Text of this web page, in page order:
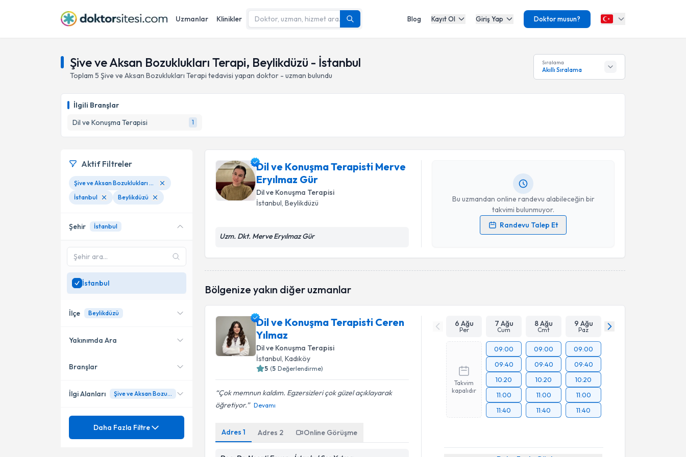
Uzmanlar Klinikler Blog Kayıt Ol Giriş Yap Doktor musun?
Şive ve Aksan Bozuklukları Terapi, Beylikdüzü - İstanbul
Toplam 5 Şive ve Aksan Bozuklukları Terapi tedavisi yapan doktor - uzman bulundu
Sıralama
Akıllı Sıralama
İlgili Branşlar
Dil ve Konuşma Terapisi
1
Dil ve Konuşma Terapisti Merve
Eryılmaz Gür
Dil ve Konuşma Terapisi
İstanbul, Beylikdüzü
Uzm. Dkt. Merve Eryılmaz Gür
Bu uzmandan online randevu alabileceğin bir
takvimi bulunmuyor.
Randevu Talep Et
Kişisel verilerimin işlenmesine ilişkinAydınlatma Metni
işlenmesini kabul ediyorum.
Bölgenize yakın diğer uzmanlar
Dil ve Konuşma Terapisti Ceren
Yılmaz
Dil ve Konuşma Terapisi
İstanbul, Kadıköy
5 (5 Değerlendirme)
Çok memnun kaldım. Egzersizleri çok güzel açıklayarak
öğretiyor.
Devamı
Adres1 Adres 2 Online Görüşme
6 Ağu
Per
7 Ağu
Cum
8 Ağu
Cmt
9 Ağu
Paz
Takvim
kapalıdır
09:00
09:40
10:20
11:00
11:40
09:00
09:40
10:20
11:00
11:40
09:00
09:40
10:20
11:00
11:40
Aktif Filtreler
Şive ve Aksan Bozuklukları Terapi
İstanbul
Beylikdüzü
Şehir İstanbul
İstanbul
İlçe Beylikdüzü
Ataşehir
Beylikdüzü
Yakınımda Ara
Konumuma yakın uzmanları
Branşlar
Dil ve Konuşma Terapisi
İlgi Alanları Şive ve Aksan Bozuklukları Terapi
Ünvan
Daha Fazla Filtre